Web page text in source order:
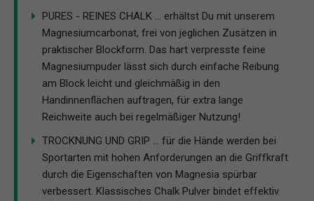
PURES - REINES CHALK ... erhältst Du mit unserem
Magnesiumcarbonat, frei von jeglichen Zusätzen in
praktischer Blockform. Das hart verpresste feine
Magnesiumpuder lässt sich durch einfache Reibung
am Block leicht und gleichmäßig in den
Handinnenflächen auftragen, für extra lange
Reichweite auch bei regelmäßiger Nutzung!
TROCKNUNG UND GRIP ... für die Hände werden bei
Sportarten mit hohen Anforderungen an die Griffkraft
durch die Eigenschaften von Magnesia spürbar
verbessert. Klassisches Chalk Pulver bindet effektiv